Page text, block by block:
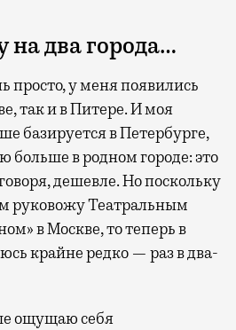
на два города…
просто, у меня появились
так и в Питере. И моя
базируется в Петербурге,
больше в родном городе: это
дешевле. Но поскольку
руковожу Театральным
в Москве, то теперь в
крайне редко — раз в два-
ощущаю себя